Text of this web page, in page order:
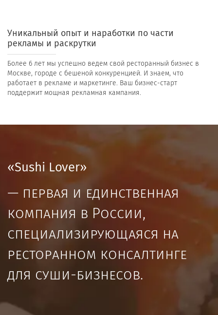
Уникальный опыт и наработки по части
рекламы и раскрутки
Более 6 лет мы успешно ведем свой ресторанный бизнес в
Москве, городе с бешеной конкуренцией. И знаем, что
работает в рекламе и маркетинге. Ваш бизнес-старт
поддержит мощная рекламная кампания.
«Sushi Lover»
— первая и единственная
компания в России,
специализирующаяся на
ресторанном консалтинге
для суши-бизнесов.